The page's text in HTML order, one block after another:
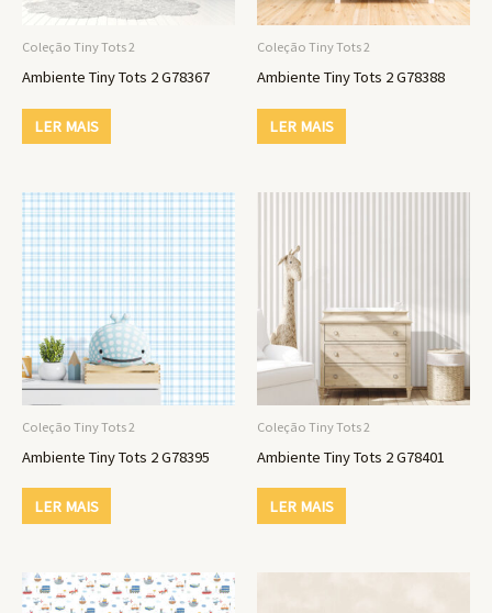
Coleção Tiny Tots 2
Ambiente Tiny Tots 2 G78367
LER MAIS
Coleção Tiny Tots 2
Ambiente Tiny Tots 2 G78388
LER MAIS
Coleção Tiny Tots 2
Ambiente Tiny Tots 2 G78395
LER MAIS
Coleção Tiny Tots 2
Ambiente Tiny Tots 2 G78401
LER MAIS